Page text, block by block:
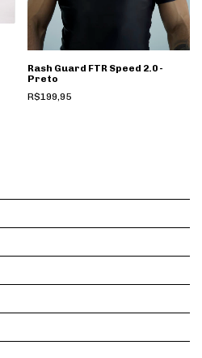
Rash Guard FTR Speed 2.0 -
Preto
R$199,95